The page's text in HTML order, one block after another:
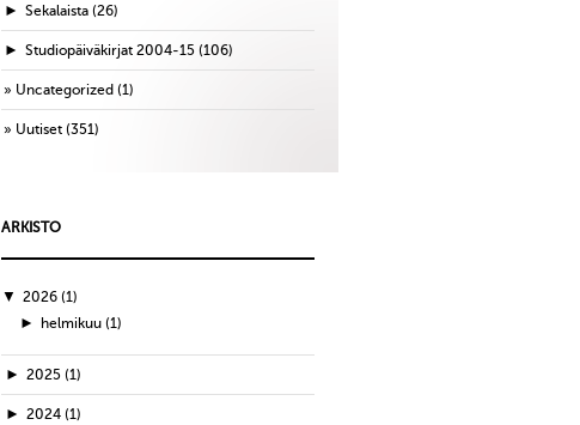
► Sekalaista (26)
► Studiopäiväkirjat 2004-15 (106)
Uncategorized (1)
Uutiset (351)
ARKISTO
▼ 2026 (1)
► helmikuu (1)
► 2025 (1)
► 2024 (1)